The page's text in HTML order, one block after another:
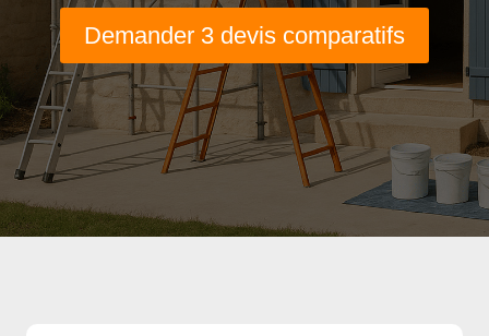
Demander 3 devis comparatifs